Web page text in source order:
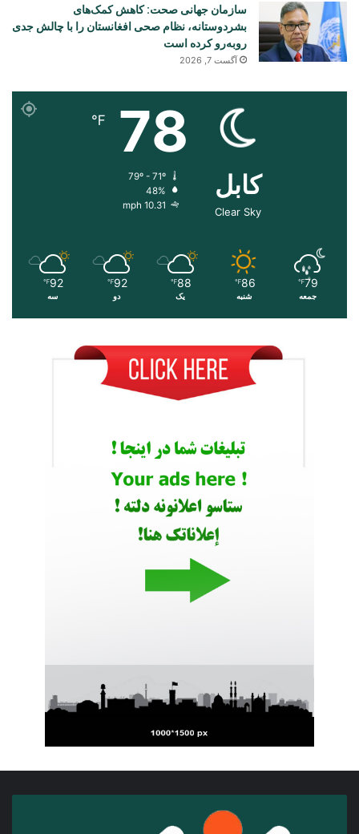
سازمان جهانی صحت: کاهش کمک‌های
بشردوستانه، نظام صحی افغانستان را با چالش جدی
روبه‌رو کرده است
آگست 7, 2026
کابل
Clear Sky
78
℉
48%
10.31 mph
79
℉
جمعه
86
℉
شنبه
88
℉
یک
92
℉
دو
92
℉
سه